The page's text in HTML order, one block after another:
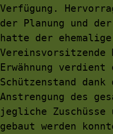
Verfügung.
der Planung und der
hatte der ehemalige
Erwähnung
Schützenstand
Anstrengung des
jegliche Zuschüsse
gebaut werden